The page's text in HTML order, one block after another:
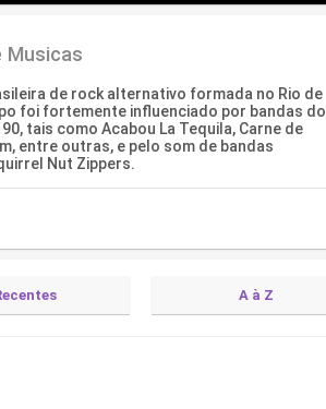
Musicas
de rock alternativo formada no Rio de
foi fortemente influenciado por bandas do
tais como Acabou La Tequila, Carne de
entre outras, e pelo som de bandas
Nut Zippers.
A à Z